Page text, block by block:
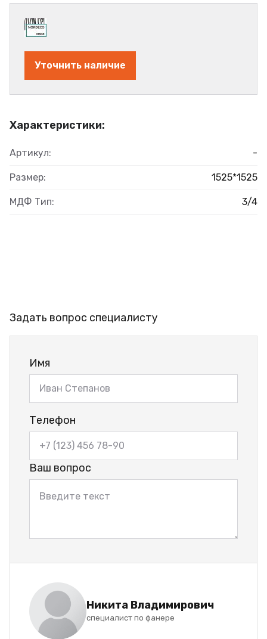
Характеристики:
Артикул: -
Размер: 1525*1525
МДФ Тип: 3/4
Уточнить наличие
Задать вопрос специалисту
Имя
Телефон
Ваш вопрос
Никита Владимирович
специалист по фанере